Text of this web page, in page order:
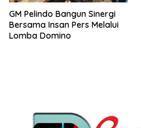
GM Pelindo Bangun Sinergi
Bersama Insan Pers Melalui
Lomba Domino